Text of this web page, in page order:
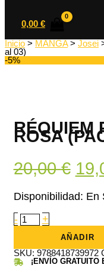
0,00 €
Inicio > MANGA> Josei
al 03)
-5%
RÉQUIEM
ROSA
20,00€ El
era:
Disponibilidad: En
- Réquiem
por
de
la
rosa
+
AÑADIR
SKU: 9788418739972
¡ENVÍO